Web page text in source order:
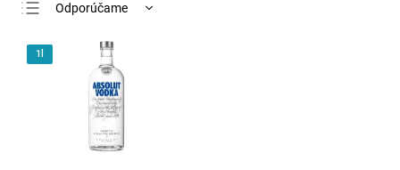
Odporúčame
Najdrahšie
Najpredávanejšie
Abecedne
1l